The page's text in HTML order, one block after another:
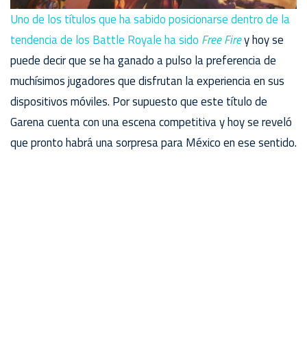
Uno de los títulos que ha sabido posicionarse dentro de la
tendencia de los Battle Royale ha sido Free Firey hoy se
puede decir que se ha ganado a pulso la preferencia de
muchísimos jugadores que disfrutan la experiencia en sus
dispositivos móviles. Por supuesto que este título de
Garena cuenta con una escena competitiva y hoy se reveló
que pronto habrá una sorpresa para México en ese sentido.